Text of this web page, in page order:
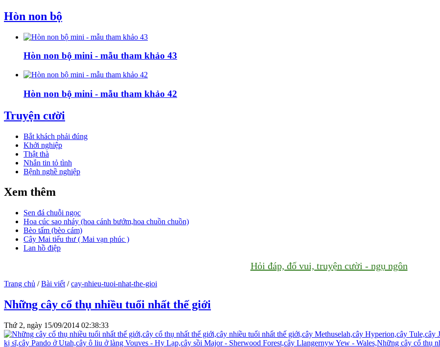
Hòn non bộ
Hòn non bộ mini - mẫu tham khảo 43
Hòn non bộ mini - mẫu tham khảo 42
Truyện cười
Bắt khách phải đúng
Khởi nghiệp
Thật thà
Nhắn tin tỏ tình
Bệnh nghề nghiệp
Xem thêm
Sen đá chuỗi ngọc
Hoa cúc sao nháy (hoa cánh bướm,hoa chuồn chuồn)
Bèo tấm (bèo cám)
Cây Mai tiểu thư ( Mai vạn phúc )
Lan hồ điệp
Hỏi đáp, đố vui, truyện cười - ngụ ngôn
Trang chủ /Bài viết /cay-nhieu-tuoi-nhat-the-gioi
Những cây cổ thụ nhiều tuổi nhất thế giới
Thứ 2, ngày 15/09/2014 02:38:33